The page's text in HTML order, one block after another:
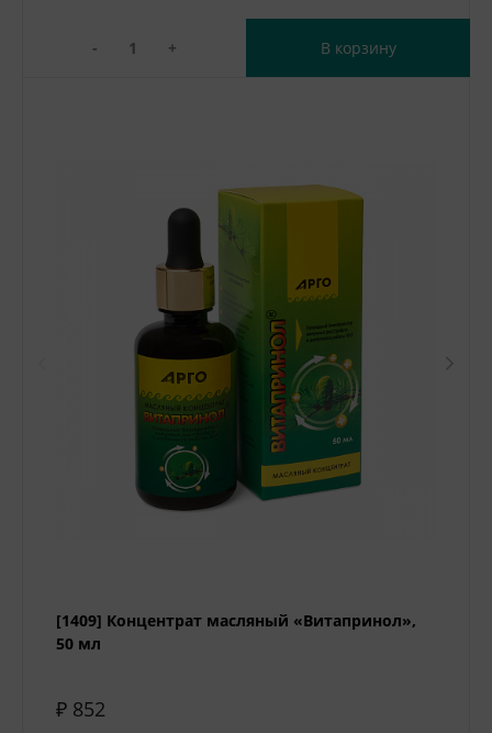
- + В корзину
[1409] Концентрат масляный «Витапринол»,
50 мл
₽ 852